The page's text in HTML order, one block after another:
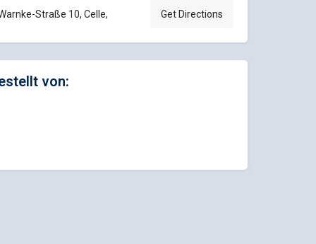
Straße 10, Celle, Get Directions
von: